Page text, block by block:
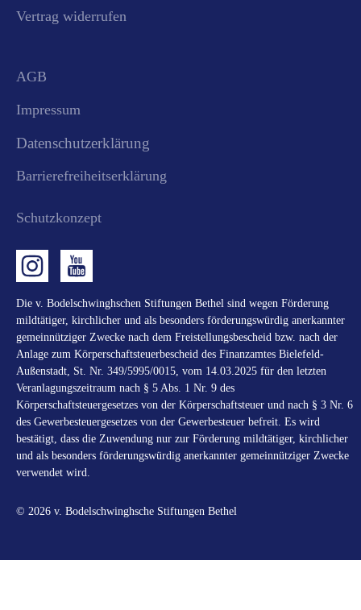
Vertrag widerrufen
AGB
Impressum
Datenschutzerklärung
Barrierefreiheitserklärung
Schutzkonzept
Die v. Bodelschwinghschen Stiftungen Bethel sind wegen Förderung
mildtätiger, kirchlicher und als besonders förderungswürdig anerkannter
gemeinnütziger Zwecke nach dem Freistellungsbescheid bzw. nach der
Anlage zum Körperschaftsteuerbescheid des Finanzamtes Bielefeld-
Außenstadt, St. Nr. 349/5995/0015, vom 14.03.2025 für den letzten
Veranlagungszeitraum nach § 5 Abs. 1 Nr. 9 des
Körperschaftsteuergesetzes von der Körperschaftsteuer und nach § 3 Nr. 6
des Gewerbesteuergesetzes von der Gewerbesteuer befreit. Es wird
bestätigt, dass die Zuwendung nur zur Förderung mildtätiger, kirchlicher
und als besonders förderungswürdig anerkannter gemeinnütziger Zwecke
verwendet wird.
© 2026 v. Bodelschwinghsche Stiftungen Bethel